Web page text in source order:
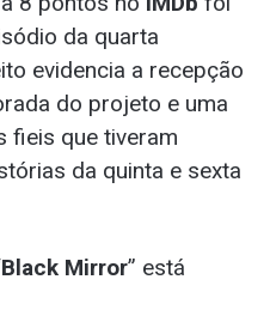
da quarta
evidencia a recepção
do projeto e uma
fieis que tiveram
da quinta e sexta
Black Mirror” está